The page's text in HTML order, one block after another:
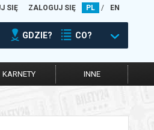
SIĘ ZALOGUJ SIĘ PL / EN
GDZIE? CO?
KARNETY INNE